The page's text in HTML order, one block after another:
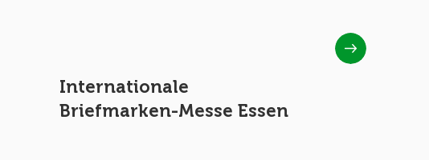
Internationale
Briefmarken-Messe Essen